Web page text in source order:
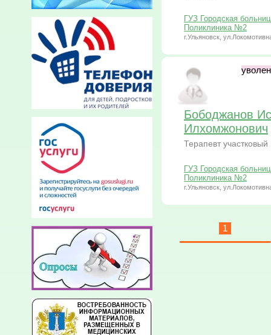
ГУЗ Городская
Поликлиника №2
г.Ульяновск,
Бободжанов
Илхомжонович
Терапевт участковый
ГУЗ Городская
Поликлиника №2
г.Ульяновск,
1